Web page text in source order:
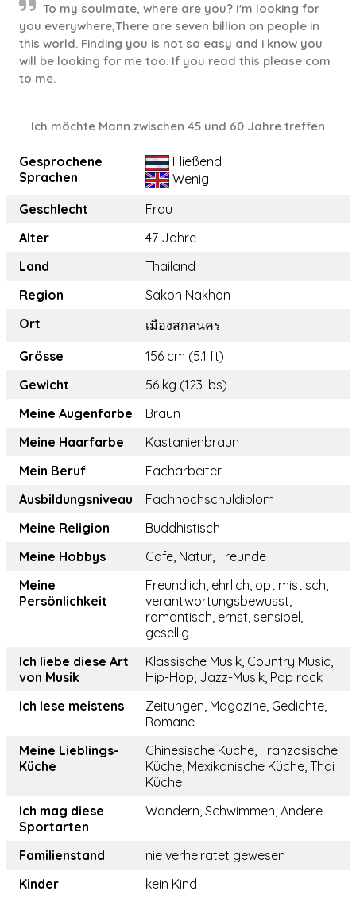
To my soulmate, where are you? I'm looking for
you everywhere,There are seven billion on people in
this world. Finding you is not so easy and i know you
will be looking for me too. If you read this please com
to me.
Ich möchte Mann zwischen 45 und 60 Jahre treffen
Gesprochene
Sprachen
Fließend
Wenig
Geschlecht
Frau
Alter
47 Jahre
Land
Thailand
Region
Sakon Nakhon
Ort
เมืองสกลนคร
Grösse
156 cm (5.1 ft)
Gewicht
56 kg (123 lbs)
Meine Augenfarbe
Braun
Meine Haarfarbe
Kastanienbraun
Mein Beruf
Facharbeiter
Ausbildungsniveau
Fachhochschuldiplom
Meine Religion
Buddhistisch
Meine Hobbys
Cafe, Natur, Freunde
Meine
Persönlichkeit
Freundlich, ehrlich, optimistisch,
verantwortungsbewusst,
romantisch, ernst, sensibel,
gesellig
Ich liebe diese Art
von Musik
Klassische Musik, Country Music,
Hip-Hop, Jazz-Musik, Pop rock
Ich lese meistens
Zeitungen, Magazine, Gedichte,
Romane
Meine Lieblings-
Küche
Chinesische Küche, Französische
Küche, Mexikanische Küche, Thai
Küche
Ich mag diese
Sportarten
Wandern, Schwimmen, Andere
Familienstand
nie verheiratet gewesen
Kinder
kein Kind